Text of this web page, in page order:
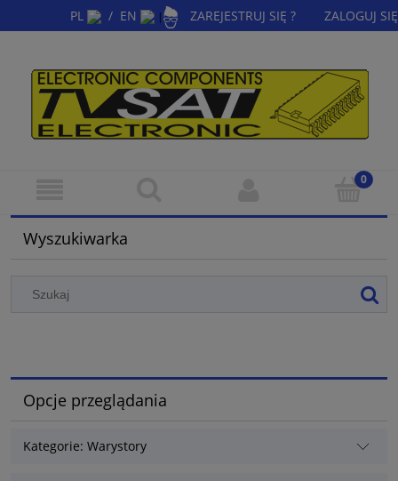
PL / EN | ZAREJESTRUJ SIĘ ? ZALOGUJ SIĘ
Wyszukiwarka
Opcje przeglądania
Kategorie: Warystory